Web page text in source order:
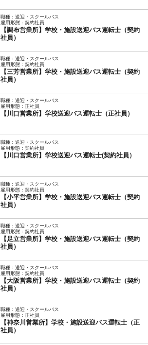
職種：送迎・スクールバス
雇用形態：契約社員
【調布営業所】学校・施設送迎バス運転士（契約
社員）
職種：送迎・スクールバス
雇用形態：契約社員
【三芳営業所】学校・施設送迎バス運転士（契約
社員）
職種：送迎・スクールバス
雇用形態：正社員
【川口営業所】学校送迎バス運転士（正社員）
職種：送迎・スクールバス
雇用形態：契約社員
【川口営業所】学校送迎バス運転士(契約社員）
職種：送迎・スクールバス
雇用形態：契約社員
【小平営業所】学校・施設送迎バス運転士（契約
社員）
職種：送迎・スクールバス
雇用形態：契約社員
【足立営業所】学校・施設送迎バス運転士（契約
社員）
職種：送迎・スクールバス
雇用形態：契約社員
【大阪営業所】学校・施設送迎バス運転士（契約
社員）
職種：送迎・スクールバス
雇用形態：正社員
【神奈川営業所】学校・施設送迎バス運転士（正
社員）